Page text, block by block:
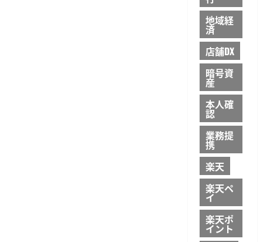
地域経
済
店舗DX
暗号資
産
本人確
認
業務提
携
楽天
楽天ペ
イ
楽天ポ
イント